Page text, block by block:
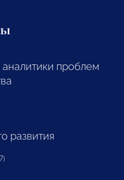
проблем
развития